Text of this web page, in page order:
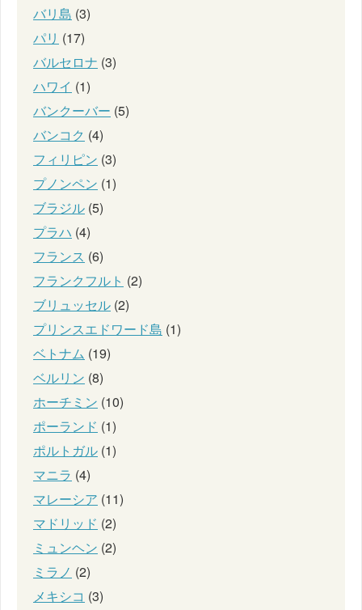
バリ島 (3)
パリ (17)
バルセロナ (3)
ハワイ (1)
バンクーバー (5)
バンコク (4)
フィリピン (3)
プノンペン (1)
ブラジル (5)
プラハ (4)
フランス (6)
フランクフルト (2)
ブリュッセル (2)
プリンスエドワード島 (1)
ベトナム (19)
ベルリン (8)
ホーチミン (10)
ポーランド (1)
ポルトガル (1)
マニラ (4)
マレーシア (11)
マドリッド (2)
ミュンヘン (2)
ミラノ (2)
メキシコ (3)